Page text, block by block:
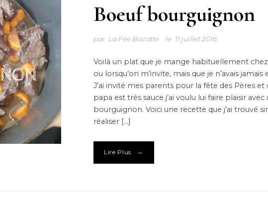
Boeuf bourguignon
par La Fée Biscotte le 11 juillet 2016
Voilà un plat que je mange habituellement
ou lorsqu’on m’invite, mais que je n’avais jamais
J’ai invité mes parents pour la fête des Pères
papa est très sauce j’ai voulu lui faire plaisir
bourguignon. Voici une recette que j’ai trouvé
réaliser […]
Lire Plus →